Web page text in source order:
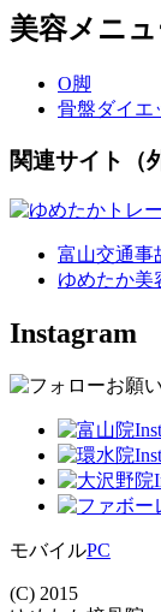
美容メニ
O脚
骨盤ダイエ
関連サイト（
富山交通事
ゆめたか美
Instagram
モバイルPC
(C) 2015